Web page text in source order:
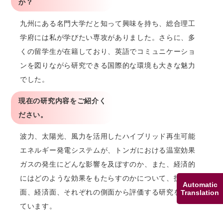
Automatic
Translation
か？
九州にある名門大学だと知って興味を持ち、総合理工
学府には私が学びたい専攻がありました。さらに、多
くの留学生が在籍しており、英語でコミュニケーショ
ンを図りながら研究できる国際的な環境も大きな魅力
でした。
現在の研究内容をご紹介く
ださい。
波力、太陽光、風力を活用したハイブリッド再生可能
エネルギー発電システムが、トンガにおける温室効果
ガスの発生にどんな影響を及ぼすのか、また、経済的
にはどのような効果をもたらすのかについて、技術
面、経済面、それぞれの側面から評価する研究を行っ
ています。